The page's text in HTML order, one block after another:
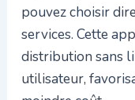
pouvez choisir
services. Cette
distribution sans
utilisateur,